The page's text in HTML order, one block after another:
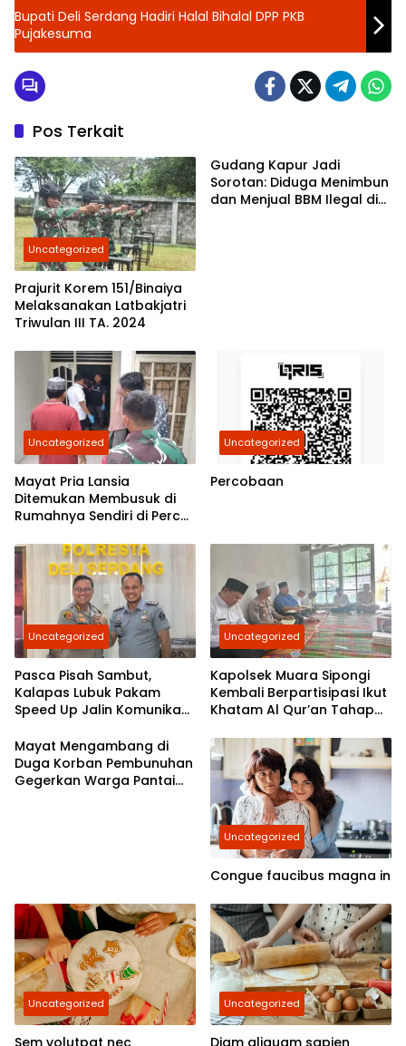
Bupati Deli Serdang Hadiri Halal Bihalal DPP PKB
Pujakesuma
Pos Terkait
Uncategorized
Prajurit Korem 151/Binaiya
Melaksanakan Latbakjatri
Triwulan III TA. 2024
Gudang Kapur Jadi
Sorotan: Diduga Menimbun
dan Menjual BBM Ilegal di
Uncategorized
Mayat Pria Lansia
Ditemukan Membusuk di
Rumahnya Sendiri di Percut
Uncategorized
Percobaan
Uncategorized
Pasca Pisah Sambut,
Kalapas Lubuk Pakam
Speed Up Jalin Komunikasi
Serdang
Uncategorized
Kapolsek Muara Sipongi
Kembali Berpartisipasi Ikut
Khatam Al Qur’an Tahap
Masyarakat Untuk Terus
Berpartisipasi
Mayat Mengambang di
Duga Korban Pembunuhan
Gegerkan Warga Pantai
Uncategorized
Congue faucibus magna in
Uncategorized
Sem volutpat nec
Uncategorized
Diam aliquam sapien